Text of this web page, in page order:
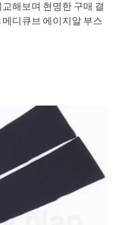
해보며 현명한 구매 결
디큐브 에이지알 부스